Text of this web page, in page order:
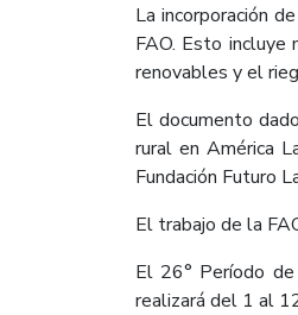
La incorporación
FAO. Esto incluye
renovables y el
El documento
rural en América
Fundación Futuro
El trabajo de la
El 26° Período
realizará del 1 al